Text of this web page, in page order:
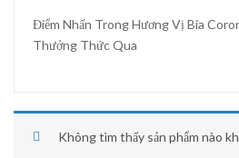
Điểm Nhấn Trong Hương Vị Bia
Thưởng Thức Qua
Không tìm thấy sản phẩm nào